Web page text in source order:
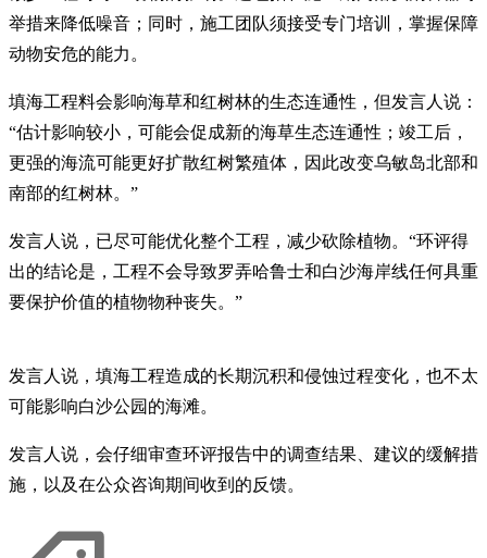
举措来降低噪音；同时，施工团队须接受专门培训，掌握保障
动物安危的能力。
填海工程料会影响海草和红树林的生态连通性，但发言人说：
“估计影响较小，可能会促成新的海草生态连通性；竣工后，
更强的海流可能更好扩散红树繁殖体，因此改变乌敏岛北部和
南部的红树林。”
发言人说，已尽可能优化整个工程，减少砍除植物。“环评得
出的结论是，工程不会导致罗弄哈鲁士和白沙海岸线任何具重
要保护价值的植物物种丧失。”
发言人说，填海工程造成的长期沉积和侵蚀过程变化，也不太
可能影响白沙公园的海滩。
发言人说，会仔细审查环评报告中的调查结果、建议的缓解措
施，以及在公众咨询期间收到的反馈。